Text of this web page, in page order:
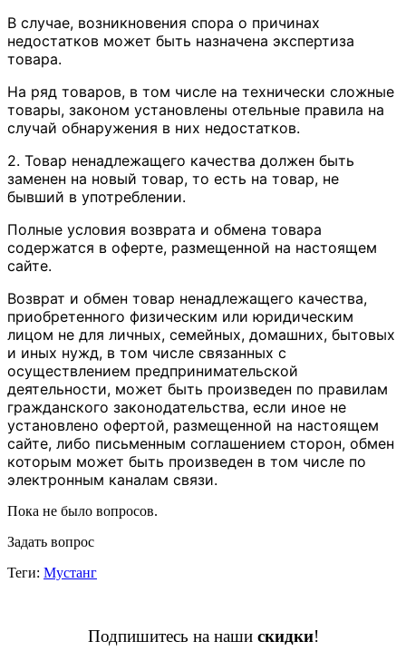
В случае, возникновения спора о причинах
недостатков может быть назначена экспертиза
товара.
На ряд товаров, в том числе на технически сложные
товары, законом установлены отельные правила на
случай обнаружения в них недостатков.
2. Товар ненадлежащего качества должен быть
заменен на новый товар, то есть на товар, не
бывший в употреблении.
Полные условия возврата и обмена товара
содержатся в оферте, размещенной на настоящем
сайте.
Возврат и обмен товар ненадлежащего качества,
приобретенного физическим или юридическим
лицом не для личных, семейных, домашних, бытовых
и иных нужд, в том числе связанных с
осуществлением предпринимательской
деятельности, может быть произведен по правилам
гражданского законодательства, если иное не
установлено офертой, размещенной на настоящем
сайте, либо письменным соглашением сторон, обмен
которым может быть произведен в том числе по
электронным каналам связи.
Пока не было вопросов.
Задать вопрос
Теги: Мустанг
Подпишитесь на наши скидки!